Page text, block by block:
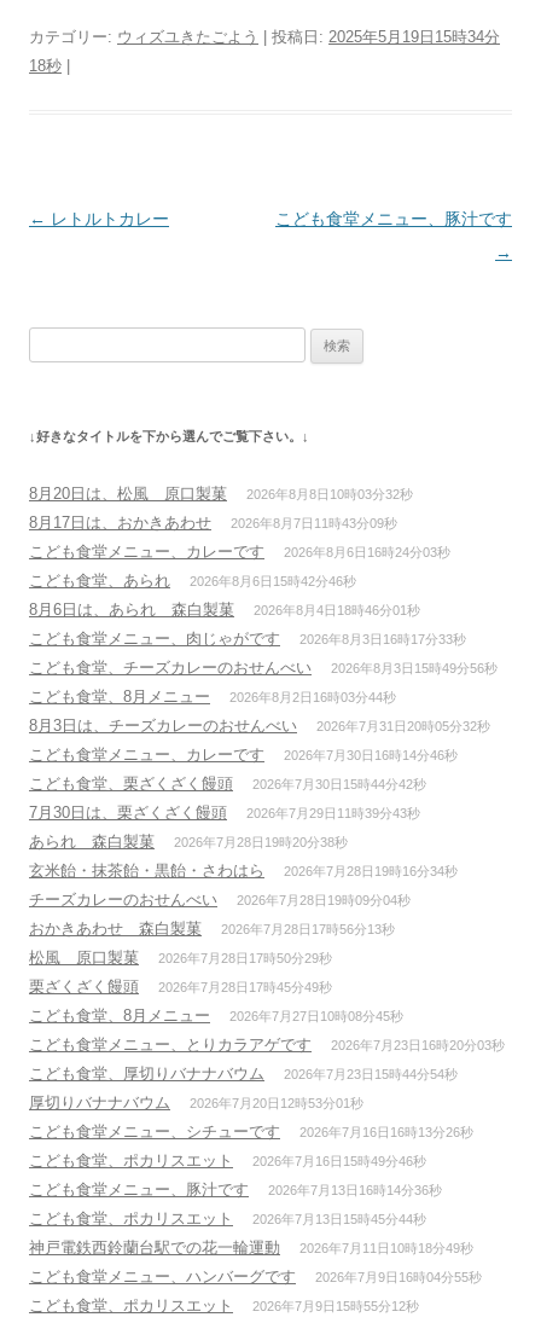
カテゴリー: ウィズユきたごよう | 投稿日: 2025年5月19日15時34分
18秒
投
ン
← レトルトカレー
こども食堂メニュー、豚汁です
→
↓好きなタイトルを下から選んでご覧下さい。↓
8月20日は、松風 原口製菓 2026年8月8日10時03分32秒
8月17日は、おかきあわせ 2026年8月7日11時43分09秒
こども食堂メニュー、カレーです 2026年8月6日16時24分03秒
こども食堂、あられ 2026年8月6日15時42分46秒
8月6日は、あられ 森白製菓 2026年8月4日18時46分01秒
こども食堂メニュー、肉じゃがです 2026年8月3日16時17分33秒
こども食堂、チーズカレーのおせんべい 2026年8月3日15時49分56秒
こども食堂、8月メニュー 2026年8月2日16時03分44秒
8月3日は、チーズカレーのおせんべい 2026年7月31日20時05分32秒
こども食堂メニュー、カレーです 2026年7月30日16時14分46秒
こども食堂、栗ざくざく饅頭 2026年7月30日15時44分42秒
7月30日は、栗ざくざく饅頭 2026年7月29日11時39分43秒
あられ 森白製菓 2026年7月28日19時20分38秒
玄米飴・抹茶飴・黒飴・さわはら 2026年7月28日19時16分34秒
チーズカレーのおせんべい 2026年7月28日19時09分04秒
おかきあわせ 森白製菓 2026年7月28日17時56分13秒
松風 原口製菓 2026年7月28日17時50分29秒
栗ざくざく饅頭 2026年7月28日17時45分49秒
こども食堂、8月メニュー 2026年7月27日10時08分45秒
こども食堂メニュー、とりカラアゲです 2026年7月23日16時20分03秒
こども食堂、厚切りバナナバウム 2026年7月23日15時44分54秒
厚切りバナナバウム 2026年7月20日12時53分01秒
こども食堂メニュー、シチューです 2026年7月16日16時13分26秒
こども食堂、ポカリスエット 2026年7月16日15時49分46秒
こども食堂メニュー、豚汁です 2026年7月13日16時14分36秒
こども食堂、ポカリスエット 2026年7月13日15時45分44秒
神戸電鉄西鈴蘭台駅での花一輪運動 2026年7月11日10時18分49秒
こども食堂メニュー、ハンバーグです 2026年7月9日16時04分55秒
こども食堂、ポカリスエット 2026年7月9日15時55分12秒